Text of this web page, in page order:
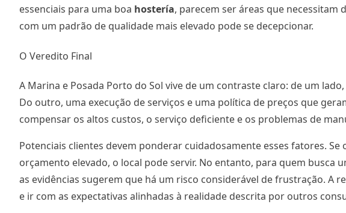
essenciais para uma boa hostería, parecem ser áreas que
com um padrão de qualidade mais elevado pode se decepcionar.
O Veredito Final
A Marina e Posada Porto do Sol vive de um contraste claro: de um
Do outro, uma execução de serviços e uma política de preços que
compensar os altos custos, o serviço deficiente e os problemas de
Potenciais clientes devem ponderar cuidadosamente esses fatores.
orçamento elevado, o local pode servir. No entanto, para quem
as evidências sugerem que há um risco considerável de frustração. A
e ir com as expectativas alinhadas à realidade descrita por outros